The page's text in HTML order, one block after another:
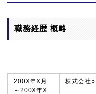
職務経歴 概略
200X年X月
～200X年X
株式会社